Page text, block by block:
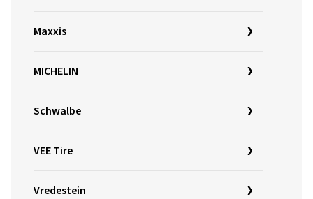
Maxxis
MICHELIN
Schwalbe
VEE Tire
Vredestein